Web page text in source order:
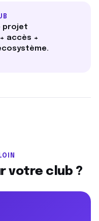
projet
accès +
votre club ?